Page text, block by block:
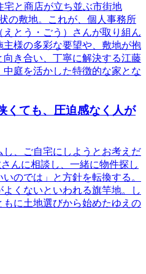
宅と商店が立ち並ぶ市街地
の敷地。これが、個人事務所
とう・ごう）さんが取り組ん
様の多彩な要望や、敷地が抱
き合い、丁寧に解決する江藤
庭を活かした特徴的な家とな
くても、圧迫感なく人が
、ご自宅にしようとお考えだ
んに相談し、一緒に物件探し
のでは」と方針を転換する。
くないといわれる旗竿地。し
に土地選びから始めたゆえの